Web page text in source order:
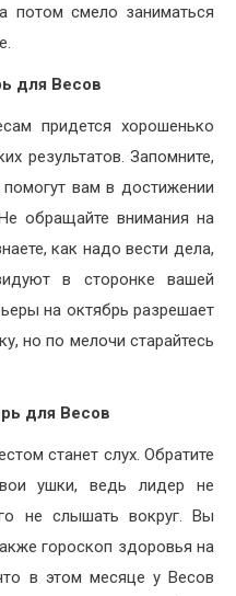
потом смело заниматься
для Весов
придется хорошенько
результатов. Запомните,
вам в достижении
обращайте внимания на
как надо вести дела,
в сторонке вашей
на октябрь разрешает
но по мелочи старайтесь
для Весов
станет слух. Обратите
ушки, ведь лидер не
не слышать вокруг. Вы
гороскоп здоровья на
в этом месяце у Весов